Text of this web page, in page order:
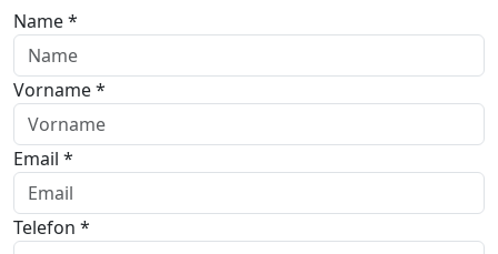
Name *
Vorname *
Email *
Telefon *